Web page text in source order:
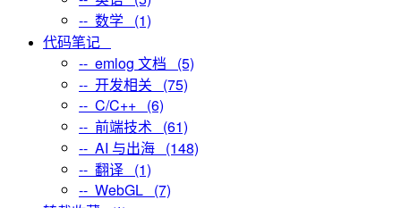
-- 数学 (1)
代码笔记
-- emlog 文档 (5)
-- 开发相关 (75)
-- C/C++ (6)
-- 前端技术 (61)
-- AI 与出海 (148)
-- 翻译 (1)
-- WebGL (7)